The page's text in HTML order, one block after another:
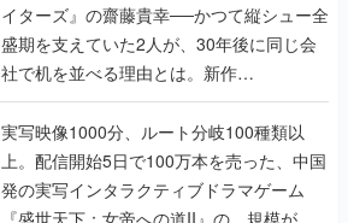
イターズ』の齋藤貴幸──かつて縦シュー全
盛期を支えていた2人が、30年後に同じ会
社で机を並べる理由とは。新作
『TATSUJIN EXTREME』で初タッグを組
んだレジェンド2人に訊く開発秘話
実写映像1000分、ルート分岐100種類以
上。配信開始5日で100万本を売った、中国
発の実写インタラクティブドラマゲーム